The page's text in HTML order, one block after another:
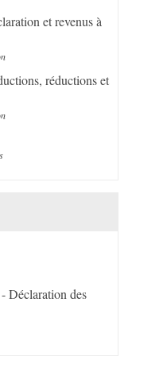
et revenus à
réductions et
Déclaration des